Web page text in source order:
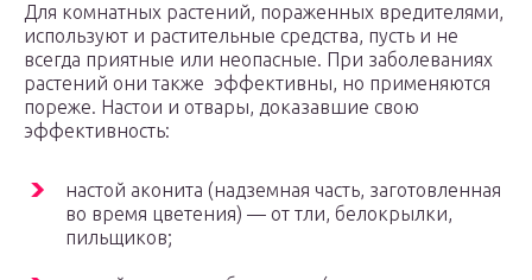
Для комнатных растений, пораженных вредителями,
используют и растительные средства, пусть и не
всегда приятные или неопасные. При заболеваниях
растений они также эффективны, но применяются
пореже. Настои и отвары, доказавшие свою
эффективность:
настой аконита (надземная часть, заготовленная
во время цветения) — от тли, белокрылки,
пильщиков;